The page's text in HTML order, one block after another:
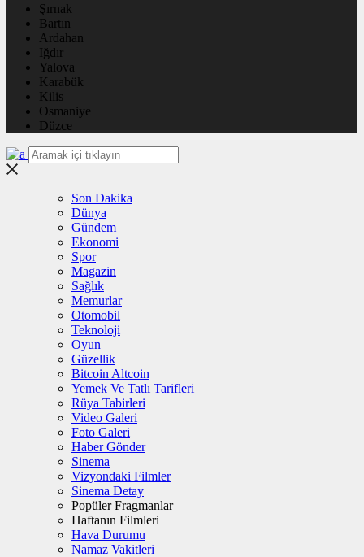
Şırnak
Bartın
Ardahan
Iğdır
Yalova
Karabük
Kilis
Osmaniye
Düzce
Son Dakika
Dünya
Gündem
Ekonomi
Spor
Magazin
Sağlık
Memurlar
Otomobil
Teknoloji
Oyun
Güzellik
Bitcoin Altcoin
Yemek Ve Tatlı Tarifleri
Rüya Tabirleri
Video Galeri
Foto Galeri
Haber Gönder
Sinema
Vizyondaki Filmler
Sinema Detay
Popüler Fragmanlar
Haftanın Filmleri
Hava Durumu
Namaz Vakitleri